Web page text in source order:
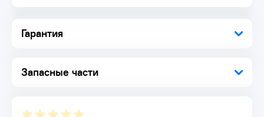
Гарантия
Запасные части
проволокой и повышает комфорт при замене.
Приспособление для демонтажа молдинга лобового
стекла – гарантирует легкость и безопасность при снятии